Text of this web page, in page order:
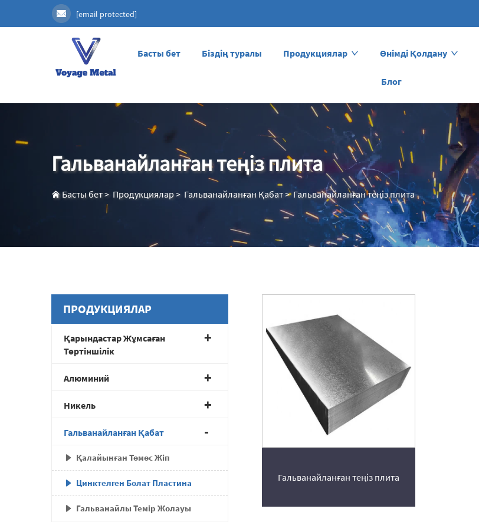
[email protected]
Басты бет Біздің туралы Продукциялар Өнімді Қолдану
Блог
Гальванайланған теңіз плита
Басты бет> Продукциялар> Гальванайланған Қабат>Гальванайланған теңіз плита
ПРОДУКЦИЯЛАР
Қарындастар Жұмсаған
Төртіншілік
Алюминий
Никель
Гальванайланған Қабат
Қалайынған Төмөс Жіп
Цинктелген Болат Пластина
Гальванайлы Темір Жолауы
Гальванайланған теңіз плита